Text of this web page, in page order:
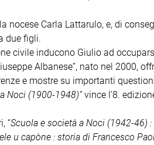
nocese Carla Lattarulo, e, di
due figli.
civile inducono Giulio ad
Albanese”, nato nel 2000,
e mostre su importanti
a Noci (1900-1948)”vince l’8.
“Scuola e società a Noci (1942-46)
u capòne : storia di Francesco